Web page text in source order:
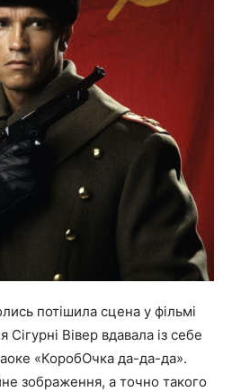
потішила сцена у фільмі
Сігурні Вівер вдавала із себе
«КоробОчка да-да-да».
зображення, а точно такого